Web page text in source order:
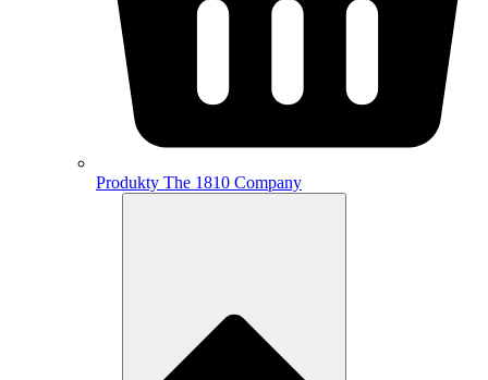
Produkty The 1810 Company